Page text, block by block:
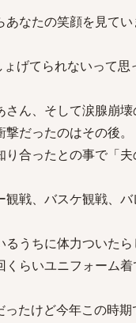
なたの笑顔を見て
げてられないって
ん、そして涙腺崩壊
だったのはその後。
合ったとの事で「
戦、バスケ観戦、
うちに体力ついた
らいユニフォーム
たけど今年この時